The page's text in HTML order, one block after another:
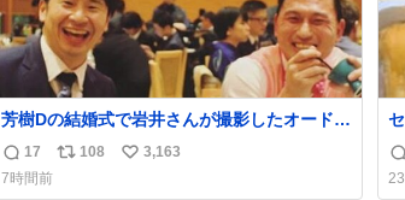
芳樹Dの結婚式で岩井さんが撮影したオードリ
ーの写真が本当好きなのよね。確か3枚目はも
うすでに出来上がっている春日さんがウェイ
ターにハイボールを懇願している所じゃなか
返
信
17
リ
108
い
3,163
7時間前
返
信